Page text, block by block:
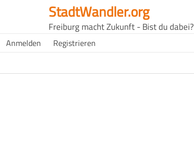
StadtWandler.org
Freiburg macht Zukunft - Bist du dabei?
H4C
Main
H4C
Anmelden Registrieren